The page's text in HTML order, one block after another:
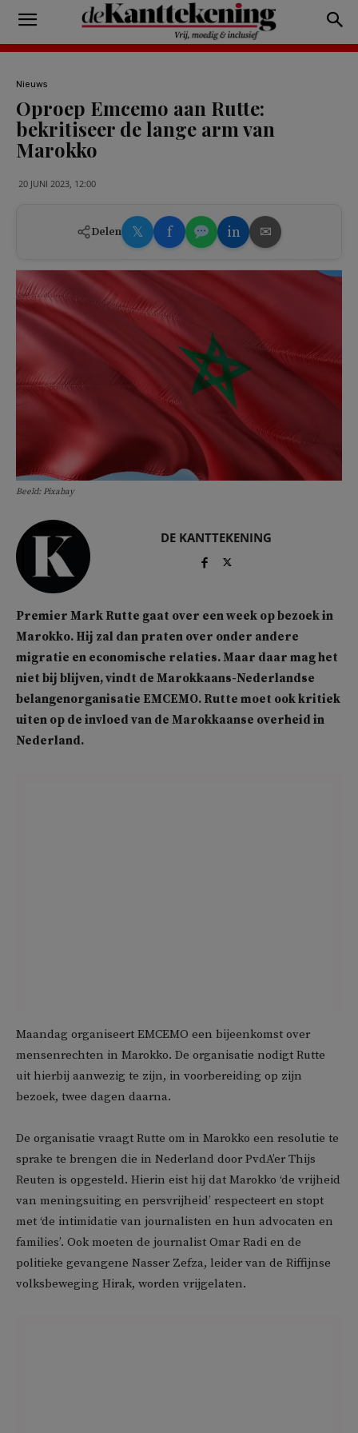
Nieuws
Oproep Emcemo aan Rutte:
bekritiseer de lange arm van
Marokko
20 JUNI 2023, 12:00
Delen 𝕏 f in ✉
Beeld: Pixabay
DE KANTTEKENING
Premier Mark Rutte gaat over een week op bezoek in
Marokko. Hij zal dan praten over onder andere
migratie en economische relaties. Maar daar mag het
niet bij blijven, vindt de Marokkaans-Nederlandse
belangenorganisatie EMCEMO. Rutte moet ook kritiek
uiten op de invloed van de Marokkaanse overheid in
Nederland.
Maandag organiseert EMCEMO een bijeenkomst over
mensenrechten in Marokko. De organisatie nodigt Rutte
uit hierbij aanwezig te zijn, in voorbereiding op zijn
bezoek, twee dagen daarna.
De organisatie vraagt Rutte om in Marokko een resolutie te
sprake te brengen die in Nederland door PvdA’er Thijs
Reuten is opgesteld. Hierin eist hij dat Marokko ‘de vrijheid
van meningsuiting en persvrijheid’ respecteert en stopt
met ‘de intimidatie van journalisten en hun advocaten en
families’. Ook moeten de journalist Omar Radi en de
politieke gevangene Nasser Zefza, leider van de Riffijnse
volksbeweging Hirak, worden vrijgelaten.